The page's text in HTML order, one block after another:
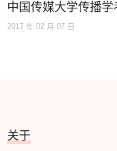
中国传媒大学传播
2017 年 02 月 07 日
关于